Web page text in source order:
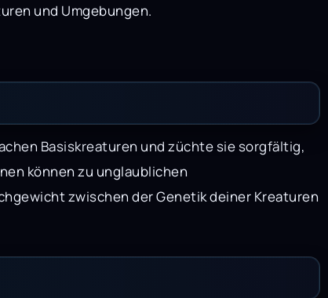
und Umgebungen.
Basiskreaturen und züchte sie sorgfältig,
können zu unglaublichen
zwischen der Genetik deiner Kreaturen